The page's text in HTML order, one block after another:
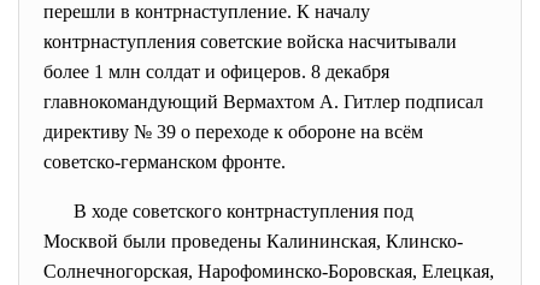
перешли в контрнаступление. К началу
контрнаступления советские войска насчитывали
более 1 млн солдат и офицеров. 8 декабря
главнокомандующий Вермахтом А. Гитлер подписал
директиву № 39 о переходе к обороне на всём
советско-германском фронте.
В ходе советского контрнаступления под
Москвой были проведены Калининская, Клинско-
Солнечногорская, Нарофоминско-Боровская, Елецкая,